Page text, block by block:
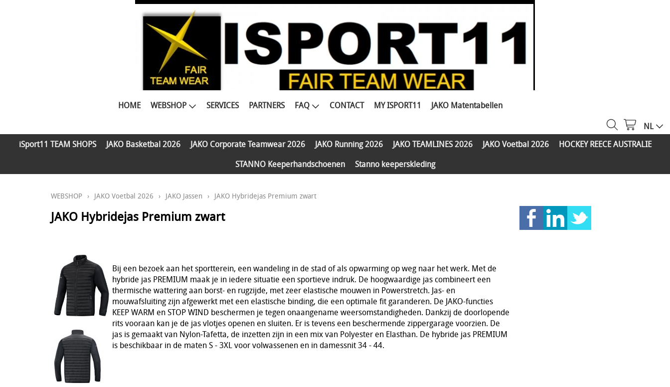
HOME WEBSHOP SERVICES PARTNERS FAQ CONTACT MY ISPORT11
JAKO Matentabellen
NL
iSport11 TEAM SHOPS
JAKO Basketbal 2026 JAKO Corporate Teamwear 2026 JAKO Running 2026 JAKO TEAMLINES 2026 JAKO Voetbal 2026
HOCKEY REECE AUSTRALIE
STANNO Keeperhandschoenen
Stanno keeperskleding
WEBSHOP › JAKO Voetbal 2026 › JAKO Jassen › JAKO Hybridejas Premium zwart
JAKO Hybridejas Premium zwart
Bij een bezoek aan het sportterein, een wandeling in de stad of als opwarming op weg naar het werk. Met de
hybride jas PREMIUM maak je in iedere situatie een sportieve indruk. De hoogwaardige jas combineert een
thermische wattering aan borst- en rugzijde, met zeer elastische mouwen in Powerstretch. Jas- en
mouwafsluiting zijn afgewerkt met een elastische binding, die een optimale fit garanderen. De JAKO-functies
KEEP WARM en STOP WIND beschermen je tegen onaangename weersomstandigheden. Dankzij de doorlopende
rits vooraan kan je de jas vlotjes openen en sluiten. Er is tevens een beschermende zippergarage voorzien. De
jas is gemaakt van Nylon-Tafetta, de inzetten zijn in een mix van Polyester en Elasthan. De hybride jas PREMIUM
is beschikbaar in de maten S - 3XL voor volwassenen en in damessnit 34 - 44.